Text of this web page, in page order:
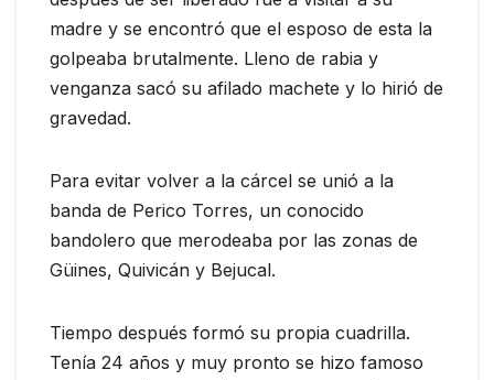
madre y se encontró que el esposo de esta la
golpeaba brutalmente. Lleno de rabia y
venganza sacó su afilado machete y lo hirió de
gravedad.
Para evitar volver a la cárcel se unió a la
banda de Perico Torres, un conocido
bandolero que merodeaba por las zonas de
Güines, Quivicán y Bejucal.
Tiempo después formó su propia cuadrilla.
Tenía 24 años y muy pronto se hizo famoso